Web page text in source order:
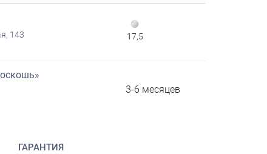
143
17,5
3-6 месяцев
ГАРАНТИЯ